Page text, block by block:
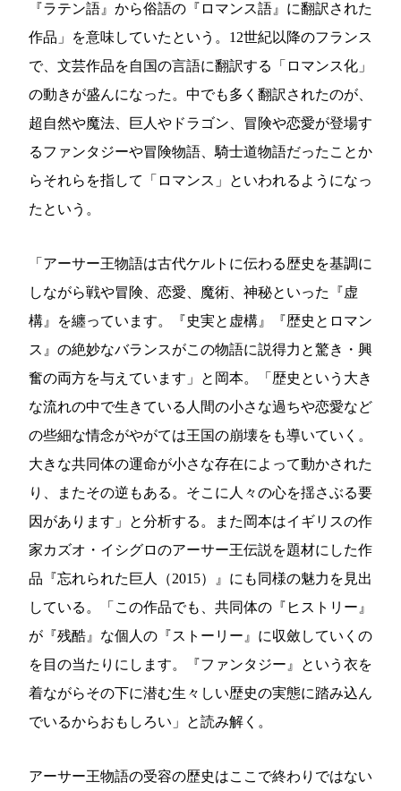
『ラテン語』から俗語の『ロマンス語』に翻訳された
作品」を意味していたという。12世紀以降のフランス
で、文芸作品を自国の言語に翻訳する「ロマンス化」
の動きが盛んになった。中でも多く翻訳されたのが、
超自然や魔法、巨人やドラゴン、冒険や恋愛が登場す
るファンタジーや冒険物語、騎士道物語だったことか
らそれらを指して「ロマンス」といわれるようになっ
たという。
「アーサー王物語は古代ケルトに伝わる歴史を基調に
しながら戦や冒険、恋愛、魔術、神秘といった『虚
構』を纏っています。『史実と虚構』『歴史とロマン
ス』の絶妙なバランスがこの物語に説得力と驚き・興
奮の両方を与えています」と岡本。「歴史という大き
な流れの中で生きている人間の小さな過ちや恋愛など
の些細な情念がやがては王国の崩壊をも導いていく。
大きな共同体の運命が小さな存在によって動かされた
り、またその逆もある。そこに人々の心を揺さぶる要
因があります」と分析する。また岡本はイギリスの作
家カズオ・イシグロのアーサー王伝説を題材にした作
品『忘れられた巨人（2015）』にも同様の魅力を見出
している。「この作品でも、共同体の『ヒストリー』
が『残酷』な個人の『ストーリー』に収斂していくの
を目の当たりにします。『ファンタジー』という衣を
着ながらその下に潜む生々しい歴史の実態に踏み込ん
でいるからおもしろい」と読み解く。
アーサー王物語の受容の歴史はここで終わりではない